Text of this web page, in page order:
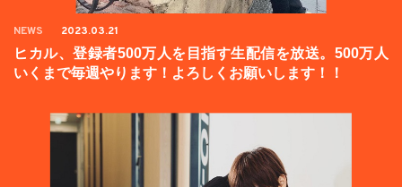
NEWS 2023.03.21
ヒカル、登録者500万人を目指す生配信を放送。500万人
いくまで毎週やります！よろしくお願いします！！